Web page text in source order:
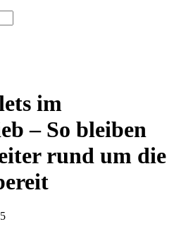
im
– So bleiben
rund um die